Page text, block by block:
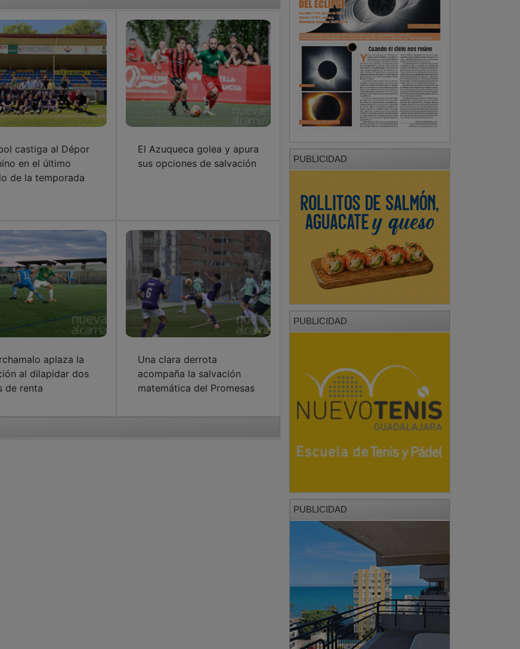
castiga al Dépor
en el último
de la temporada
El Azuqueca golea y apura
sus opciones de salvación
aplaza la
al dilapidar dos
de renta
Una clara derrota
acompaña la salvación
matemática del Promesas
PUBLICIDAD
PUBLICIDAD
PUBLICIDAD